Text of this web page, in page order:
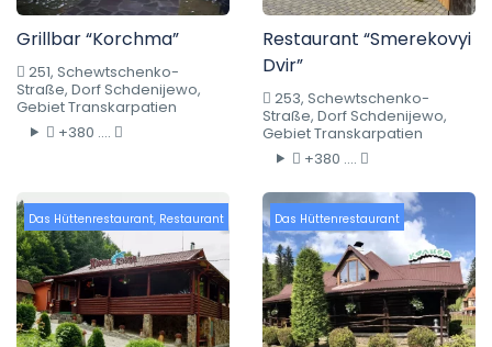
Grillbar “Korchma”
251, Schewtschenko-
Straße, Dorf Schdenijewo,
Gebiet Transkarpatien
+380 ....
Restaurant “Smerekovyi
Dvir”
253, Schewtschenko-
Straße, Dorf Schdenijewo,
Gebiet Transkarpatien
+380 ....
Das Hüttenrestaurant, Restaurant Das Hüttenrestaurant